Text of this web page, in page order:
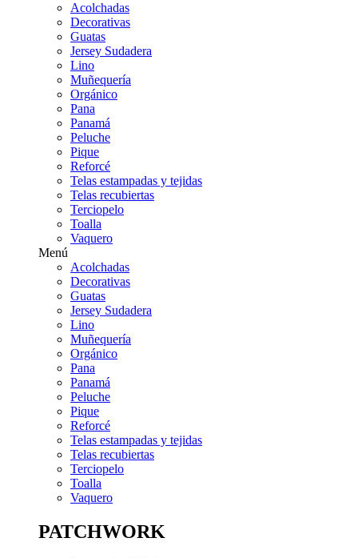
Acolchadas
Decorativas
Guatas
Jersey Sudadera
Lino
Muñequería
Orgánico
Pana
Panamá
Peluche
Pique
Reforcé
Telas estampadas y tejidas
Telas recubiertas
Terciopelo
Toalla
Vaquero
Menú
Acolchadas
Decorativas
Guatas
Jersey Sudadera
Lino
Muñequería
Orgánico
Pana
Panamá
Peluche
Pique
Reforcé
Telas estampadas y tejidas
Telas recubiertas
Terciopelo
Toalla
Vaquero
PATCHWORK